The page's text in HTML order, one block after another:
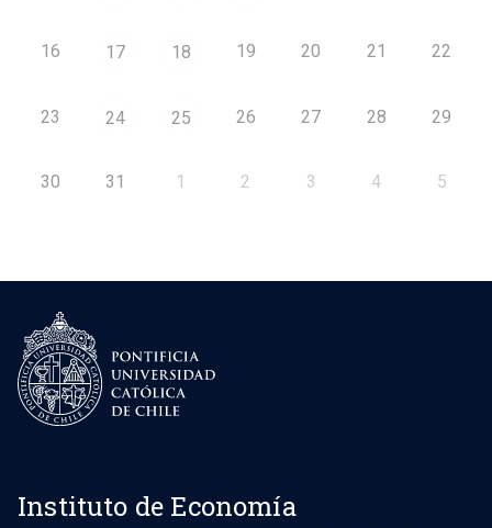
16 17 18 19 20 21 22
23 24 25 26 27 28 29
30 31 1 2 3 4 5
Instituto de Economía